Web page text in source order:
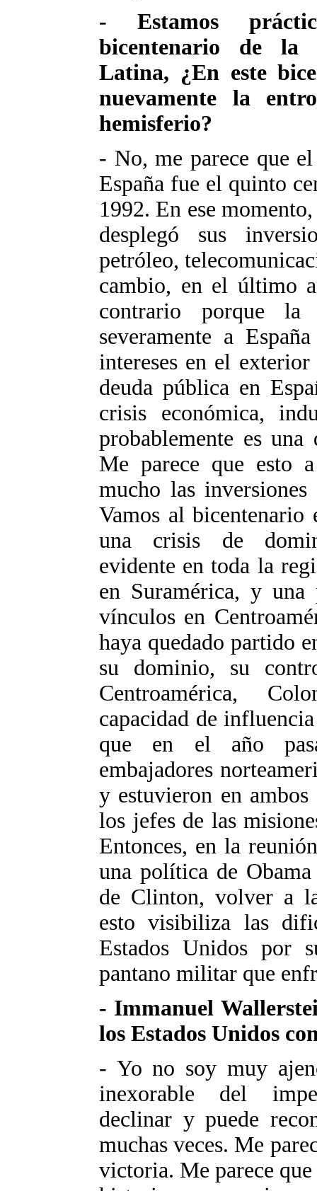
- Estamos
bicentenario de la
Latina, ¿En este
nuevamente la
hemisferio?
- No, me parece que
España fue el quinto
1992. En ese
desplegó sus
petróleo,
cambio, en el último
contrario porque la
severamente a
intereses en el
deuda pública en
crisis económica,
probablemente es
Me parece que esto
mucho las
Vamos al
una crisis de
evidente en toda la
en Suramérica, y una
vínculos en
haya quedado partido
su dominio, su
Centroamérica,
capacidad de
que en el año
embajadores
y estuvieron en ambos
los jefes de las
Entonces, en la
una política de
de Clinton, volver a
esto visibiliza las
Estados Unidos por
pantano militar que
- Immanuel
los Estados Unidos
- Yo no soy muy
inexorable del
declinar y puede
muchas veces. Me
victoria. Me parece